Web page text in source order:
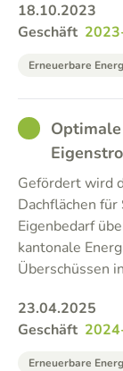
18.10.2023
Geschäft
Erneuerbare
GOOD
Gefördert wird
Dachflächen
Eigenbedarf
kantonale
Überschüssen
23.04.2025
Geschäft
Erneuerbare